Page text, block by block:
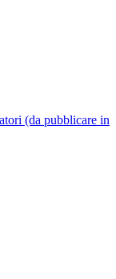
(da pubblicare in